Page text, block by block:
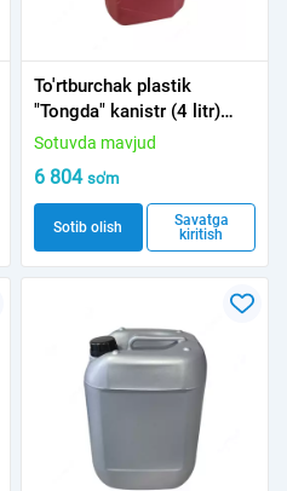
To'rtburchak plastik
"Tongda" kanistr (4 litr)
0,18 kg YANGI
Sotuvda mavjud
6 804 so'm
Sotib olish
Savatga
kiritish